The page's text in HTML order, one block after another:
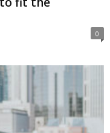
0